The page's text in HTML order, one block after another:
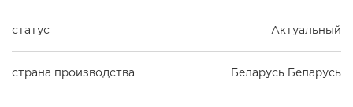
статус Актуальный
страна производства Беларусь Беларусь